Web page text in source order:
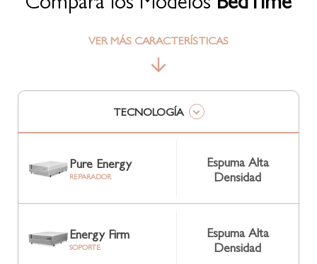
VER MÁS CARACTERÍSTICAS
TECNOLOGÍA
Pure Energy
REPARADOR
Espuma Alta
Densidad
Energy Firm
SOPORTE
Espuma Alta
Densidad